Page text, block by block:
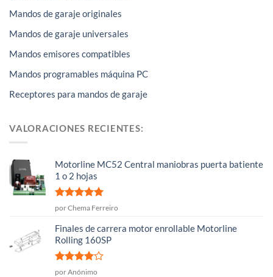
Mandos de garaje originales
Mandos de garaje universales
Mandos emisores compatibles
Mandos programables máquina PC
Receptores para mandos de garaje
VALORACIONES RECIENTES:
Motorline MC52 Central maniobras puerta batiente
1 o 2 hojas
Valorado
por Chema Ferreiro
Finales de carrera motor enrollable Motorline
Rolling 160SP
Valorado
por Anónimo